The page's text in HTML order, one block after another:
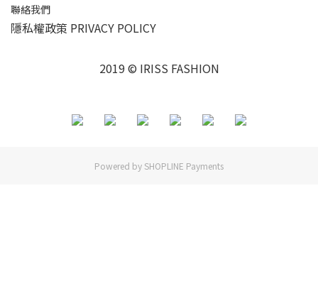
聯絡我們
隱私權政策 PRIVACY POLICY
2019 © IRISS FASHION
Powered by SHOPLINE Payments